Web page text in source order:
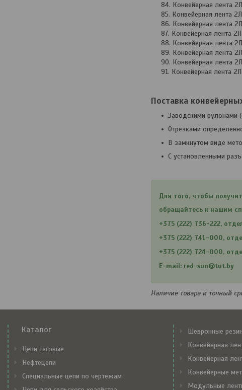
Конвейерная
Конвейерная
Конвейерная
Конвейерная
Конвейерная
Конвейерная
Конвейерная
Конвейерная
Поставка
Заводскими рулонами
Отрезками
В замкнутом виде
С установленными
Для того, чтобы
обращайтесь к нашим
+375 (222) 736-222,
+375 (222) 741-000,
+375 (222) 724-000,
E-mail: red-sun@tut.by
Наличие товара и точный
Каталог
Цепи тяговые
Нефтецепи
Специальные цепи по чертежам
Шевронные
Конвейерная
Конвейерная
Конвейерные
Модульные